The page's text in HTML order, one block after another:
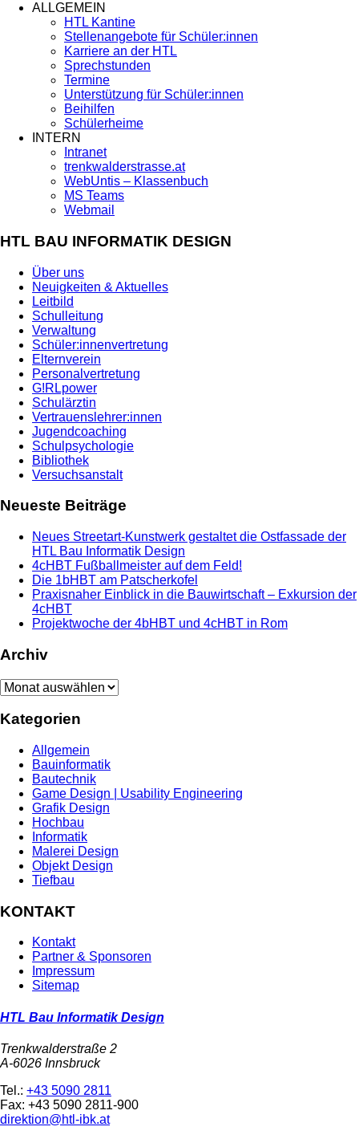
ALLGEMEIN
HTL Kantine
Stellenangebote für Schüler:innen
Karriere an der HTL
Sprechstunden
Termine
Unterstützung für Schüler:innen
Beihilfen
Schülerheime
INTERN
Intranet
trenkwalderstrasse.at
WebUntis – Klassenbuch
MS Teams
Webmail
HTL BAU INFORMATIK DESIGN
Über uns
Neuigkeiten & Aktuelles
Leitbild
Schulleitung
Verwaltung
Schüler:innenvertretung
Elternverein
Personalvertretung
G!RLpower
Schulärztin
Vertrauenslehrer:innen
Jugendcoaching
Schulpsychologie
Bibliothek
Versuchsanstalt
Neueste Beiträge
Neues Streetart-Kunstwerk gestaltet die Ostfassade der
HTL Bau Informatik Design
4cHBT Fußballmeister auf dem Feld!
Die 1bHBT am Patscherkofel
Praxisnaher Einblick in die Bauwirtschaft – Exkursion der
4cHBT
Projektwoche der 4bHBT und 4cHBT in Rom
Archiv
Archiv
Kategorien
Allgemein
Bauinformatik
Bautechnik
Game Design | Usability Engineering
Grafik Design
Hochbau
Informatik
Malerei Design
Objekt Design
Tiefbau
KONTAKT
Kontakt
Partner & Sponsoren
Impressum
Sitemap
HTL Bau Informatik Design
Trenkwalderstraße 2
A-6026 Innsbruck
Tel.: +43 5090 2811
Fax: +43 5090 2811-900
direktion@htl-ibk.at